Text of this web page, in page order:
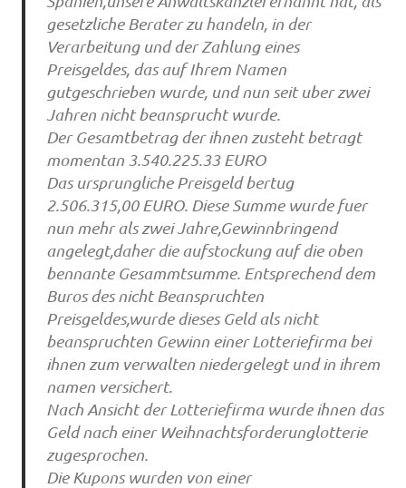
gesetzliche Berater zu handeln, in der
Verarbeitung und der Zahlung eines
Preisgeldes, das auf Ihrem Namen
gutgeschrieben wurde, und nun seit uber zwei
Jahren nicht beansprucht wurde.
Der Gesamtbetrag der ihnen zusteht betragt
momentan 3.540.225.33 EURO
Das ursprungliche Preisgeld bertug
2.506.315,00 EURO. Diese Summe wurde fuer
nun mehr als zwei Jahre,Gewinnbringend
angelegt,daher die aufstockung auf die oben
bennante Gesammtsumme. Entsprechend dem
Buros des nicht Beanspruchten
Preisgeldes,wurde dieses Geld als nicht
beanspruchten Gewinn einer Lotteriefirma bei
ihnen zum verwalten niedergelegt und in ihrem
namen versichert.
Nach Ansicht der Lotteriefirma wurde ihnen das
Geld nach einer Weihnachtsforderunglotterie
zugesprochen.
Die Kupons wurden von einer